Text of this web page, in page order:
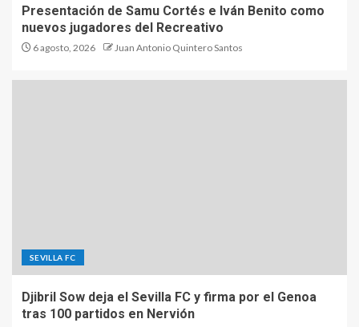
Presentación de Samu Cortés e Iván Benito como
nuevos jugadores del Recreativo
6 agosto, 2026 Juan Antonio Quintero Santos
SEVILLA FC
Djibril Sow deja el Sevilla FC y firma por el Genoa
tras 100 partidos en Nervión